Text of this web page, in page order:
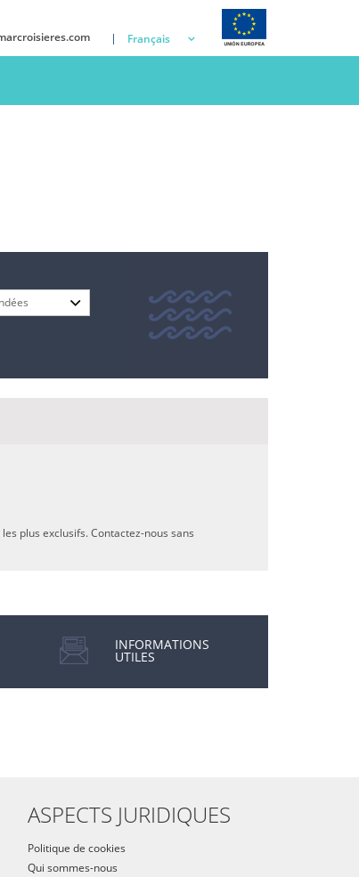
Français
plus exclusifs. Contactez-nous sans
INFORMATIONS
UTILES
ASPECTS JURIDIQUES
Politique de cookies
Qui sommes-nous